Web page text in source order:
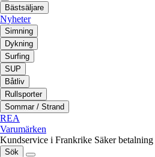
Bästsäljare
Nyheter
Simning
Dykning
Surfing
SUP
Båtliv
Rullsporter
Sommar / Strand
REA
Varumärken
Kundservice i Frankrike Säker betalning
Sök